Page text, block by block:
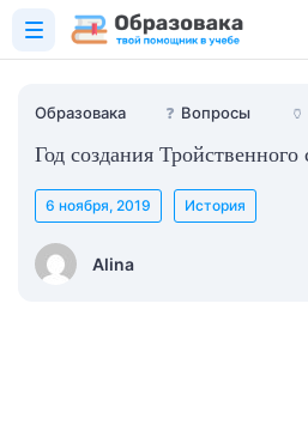
Образовака ❓ Вопросы 🏺
Год создания Тройственного
Alina
6 ноября, 2019 История